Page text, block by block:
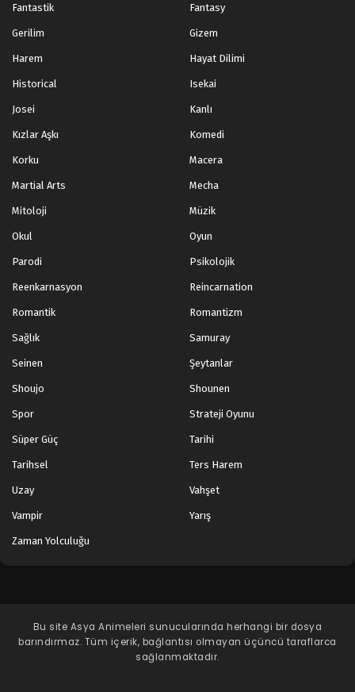
Fantastik Fantasy
Gerilim Gizem
Harem Hayat Dilimi
Historical Isekai
Josei Kanlı
Kızlar Aşkı Komedi
Korku Macera
Martial Arts Mecha
Mitoloji Müzik
Okul Oyun
Parodi Psikolojik
Reenkarnasyon Reincarnation
Romantik Romantizm
Sağlık Samuray
Seinen Şeytanlar
Shoujo Shounen
Spor Strateji Oyunu
Süper Güç Tarihi
Tarihsel Ters Harem
Uzay Vahşet
Vampir Yarış
Zaman Yolculuğu
Bu site Asya Animeleri sunucularında herhangi bir dosya
barındırmaz. Tüm içerik, bağlantısı olmayan üçüncü taraflarca
sağlanmaktadır.